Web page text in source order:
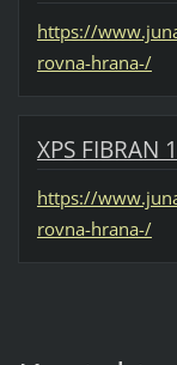
https://
rovna-hrana-/
XPS
https://
rovna-hrana-/